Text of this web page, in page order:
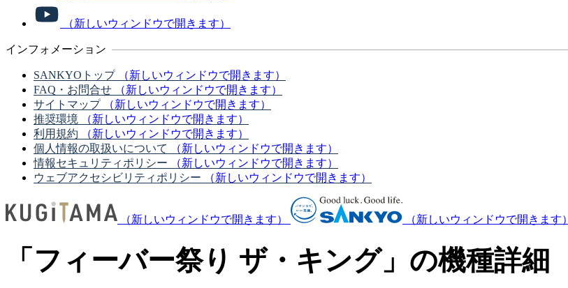
（新しいウィンドウで開きます）
インフォメーション
SANKYOトップ
（新しいウィンドウで開きます）
FAQ・お問合せ
（新しいウィンドウで開きます）
サイトマップ
（新しいウィンドウで開きます）
推奨環境
（新しいウィンドウで開きます）
利用規約
（新しいウィンドウで開きます）
個人情報の取扱いについて
（新しいウィンドウで開きます）
情報セキュリティポリシー
（新しいウィンドウで開きます）
ウェブアクセシビリティポリシー
（新しいウィンドウで開きます）
（新しいウィンドウで開きます） （新しいウィンドウで開きます）
「フィーバー祭り ザ・キング」の機種詳細